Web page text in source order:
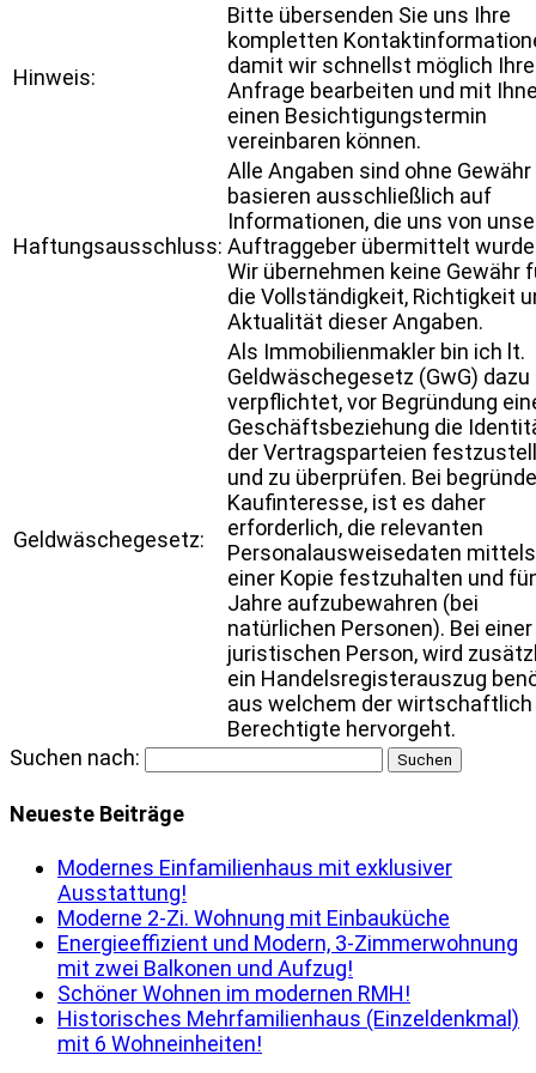
Hinweis:
Bitte übersenden Sie uns Ihre
kompletten
damit wir schnellst möglich Ihre
Anfrage bearbeiten und mit
einen Besichtigungstermin
vereinbaren können.
Haftungsausschluss:
Alle Angaben sind ohne Gewähr
basieren ausschließlich auf
Informationen, die uns von
Auftraggeber übermittelt
Wir übernehmen keine Gewähr
die Vollständigkeit, Richtigkeit
Aktualität dieser Angaben.
Geldwäschegesetz:
Als Immobilienmakler bin ich lt.
Geldwäschegesetz (GwG) dazu
verpflichtet, vor Begründung
Geschäftsbeziehung die
der Vertragsparteien
und zu überprüfen. Bei
Kaufinteresse, ist es daher
erforderlich, die relevanten
Personalausweisedaten mittels
einer Kopie festzuhalten und
Jahre aufzubewahren (bei
natürlichen Personen). Bei einer
juristischen Person, wird
ein Handelsregisterauszug
aus welchem der wirtschaftlich
Berechtigte hervorgeht.
Suchen nach:
Neueste Beiträge
Modernes Einfamilienhaus mit exklusiver
Ausstattung!
Moderne 2-Zi. Wohnung mit Einbauküche
Energieeffizient und Modern, 3-Zimmerwohnung
mit zwei Balkonen und Aufzug!
Schöner Wohnen im modernen RMH!
Historisches Mehrfamilienhaus (Einzeldenkmal)
mit 6 Wohneinheiten!